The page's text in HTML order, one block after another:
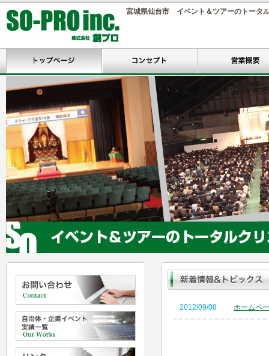
宮城県仙台市 イベント＆ツアーのトータ
2012/09/08 ホームペ